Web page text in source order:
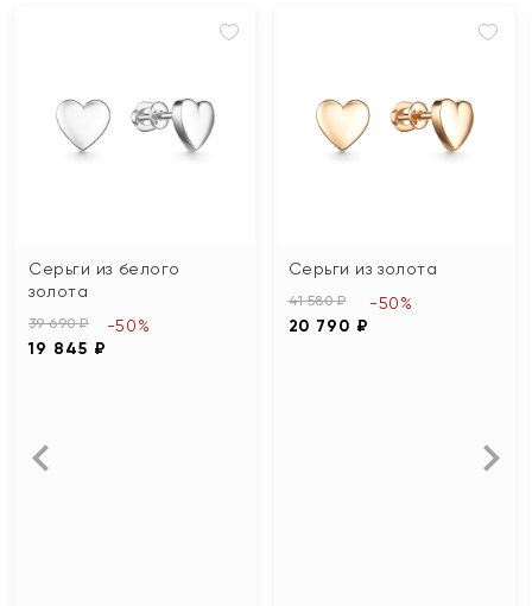
Серьги из белого
золота
39 690 ₽
19 845 ₽
-50%
Серьги из золота
41 580 ₽
20 790 ₽
-50%